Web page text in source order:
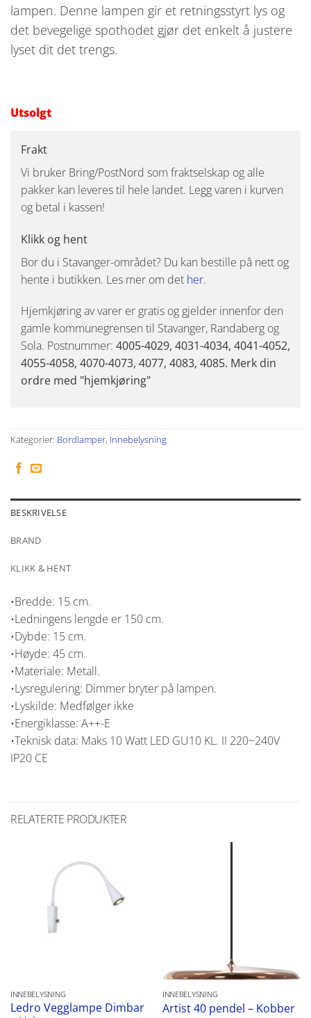
lampen. Denne lampen gir et retningsstyrt lys og
det bevegelige spothodet gjør det enkelt å justere
lyset dit det trengs.
Utsolgt
Frakt
Vi bruker Bring/PostNord som fraktselskap og alle
pakker kan leveres til hele landet. Legg varen i kurven
og betal i kassen!
Klikk og hent
Bor du i Stavanger-området? Du kan bestille på nett og
hente i butikken. Les mer om det her.
Hjemkjøring av varer er gratis og gjelder innenfor den
gamle kommunegrensen til Stavanger, Randaberg og
Sola. Postnummer: 4005-4029, 4031-4034, 4041-4052,
4055-4058, 4070-4073, 4077, 4083, 4085. Merk din
ordre med "hjemkjøring"
Kategorier: Bordlamper, Innebelysning
BESKRIVELSE
BRAND
KLIKK & HENT
•Bredde: 15 cm.
•Ledningens lengde er 150 cm.
•Dybde: 15 cm.
•Høyde: 45 cm.
•Materiale: Metall.
•Lysregulering: Dimmer bryter på lampen.
•Lyskilde: Medfølger ikke
•Energiklasse: A++-E
•Teknisk data: Maks 10 Watt LED GU10 KL. II 220~240V
IP20 CE
RELATERTE PRODUKTER
INNEBELYSNING
Ledro Vegglampe Dimbar
INNEBELYSNING
Artist 40 pendel – Kobber